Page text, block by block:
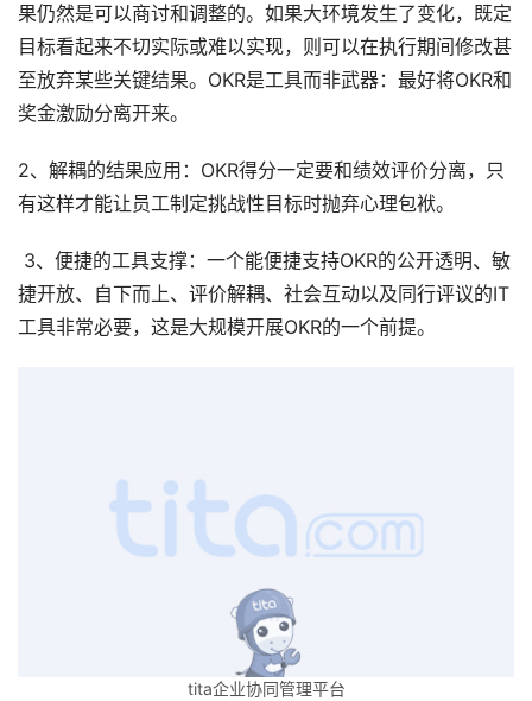
果仍然是可以商讨和调整的。如果大环境发生了变化，既定
目标看起来不切实际或难以实现，则可以在执行期间修改甚
至放弃某些关键结果。OKR是工具而非武器：最好将OKR和
奖金激励分离开来。
2、解耦的结果应用：OKR得分一定要和绩效评价分离，只
有这样才能让员工制定挑战性目标时抛弃心理包袱。
捷开放、自下而上、评价解耦、社会互动以及同行评议的IT
工具非常必要，这是大规模开展OKR的一个前提。
tita企业协同管理平台